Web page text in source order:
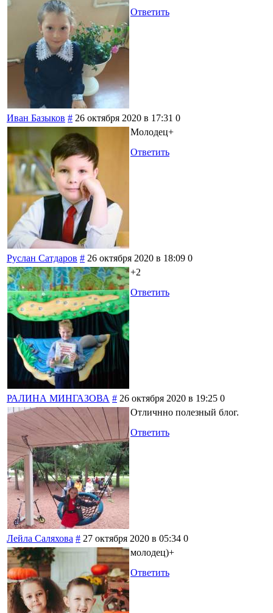
Ответить
Иван Базыков # 26 октября 2020 в 17:31 0
Молодец+
Ответить
Руслан Сатдаров # 26 октября 2020 в 18:09 0
+2
Ответить
РАЛИНА МИНГАЗОВА # 26 октября 2020 в 19:25 0
Отличнно полезный блог.
Ответить
Лейла Саляхова # 27 октября 2020 в 05:34 0
молодец)+
Ответить